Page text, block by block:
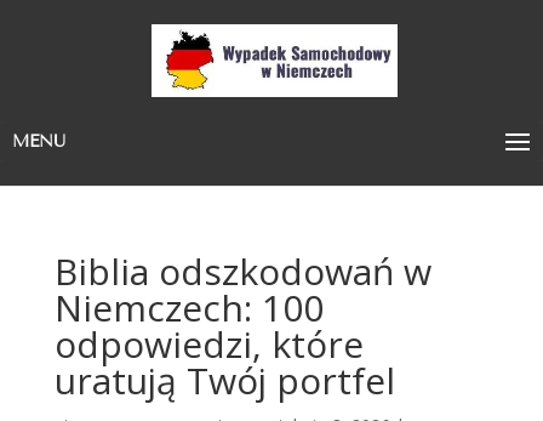
MENU
Biblia odszkodowań w
Niemczech: 100
odpowiedzi, które
uratują Twój portfel